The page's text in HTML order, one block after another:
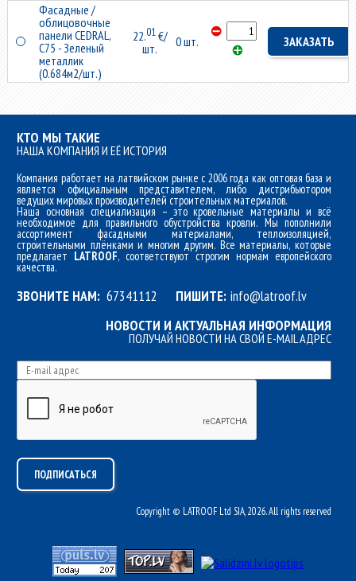
Фасадные /
облицовочные
панели CEDRAL,
C75 - Зеленый
металлик
(0.684м2/шт.)
22.01€/
шт.
0 шт. ЗАКАЗАТЬ
КТО МЫ ТАКИЕ
НАША КОМПАНИЯ И ЕЁ ИСТОРИЯ
Компания работает на латвийском рынке с 2006 года как оптовая база и
является официальным представителем, либо дистрибьютором
ведущих мировых производителей строительных материалов.
Наша основная специализация – это кровельные материалы и всё
необходимое для правильного обустройства кровли. Мы пополнили
ассортимент фасадными материалами, теплоизоляцией,
строительными плёнками и многим другим. Все материалы, которые
предлагает LATROOF, соответствуют строгим нормам европейского
качества.
ЗВОНИТЕ НАМ: 67341112 ПИШИТЕ: info@latroof.lv
НОВОСТИ И АКТУАЛЬНАЯ ИНФОРМАЦИЯ
ПОЛУЧАЙ НОВОСТИ НА СВОЙ E-MAIL АДРЕС
Copyright © LATROOF Ltd SIA, 2026. All rights reserved